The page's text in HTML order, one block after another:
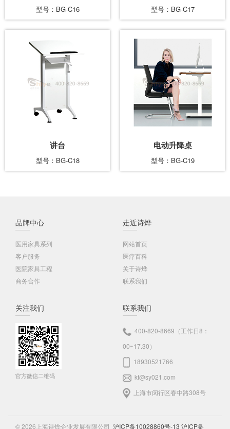
型号：BG-C16 型号：BG-C17
讲台
型号：BG-C18
电动升降桌
型号：BG-C19
品牌中心
医用家具系列
客户服务
医院家具工程
商务合作
走近诗烨
网站首页
医疗百科
关于诗烨
联系我们
关注我们
官方微信二维码
联系我们
400-820-8669（工作日8：
00~17.30）
18930521766
kf@sy021.com
上海市闵行区春中路308号
© 2026上海诗烨企业发展有限公司 沪ICP备10028860号-13 沪ICP备